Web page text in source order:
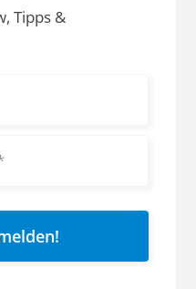
Tipps &